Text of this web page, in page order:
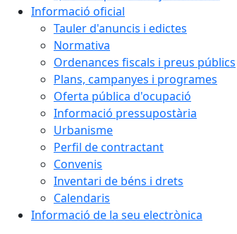
Informació oficial
Tauler d'anuncis i edictes
Normativa
Ordenances fiscals i preus públics
Plans, campanyes i programes
Oferta pública d'ocupació
Informació pressupostària
Urbanisme
Perfil de contractant
Convenis
Inventari de béns i drets
Calendaris
Informació de la seu electrònica